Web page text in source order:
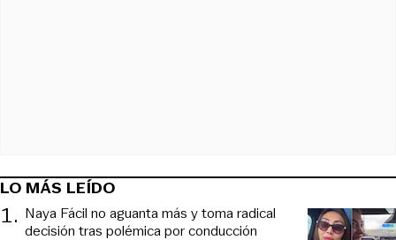
LO MÁS LEÍDO
1. Naya Fácil no aguanta más y toma radical
decisión tras polémica por conducción